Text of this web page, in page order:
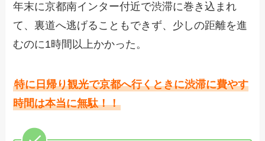
年末に京都南インター付近で渋滞に巻き込まれ
て、裏道へ逃げることもできず、少しの距離を進
むのに1時間以上かかった。
特に日帰り観光で京都へ行くときに渋滞に費やす
時間は本当に無駄！！